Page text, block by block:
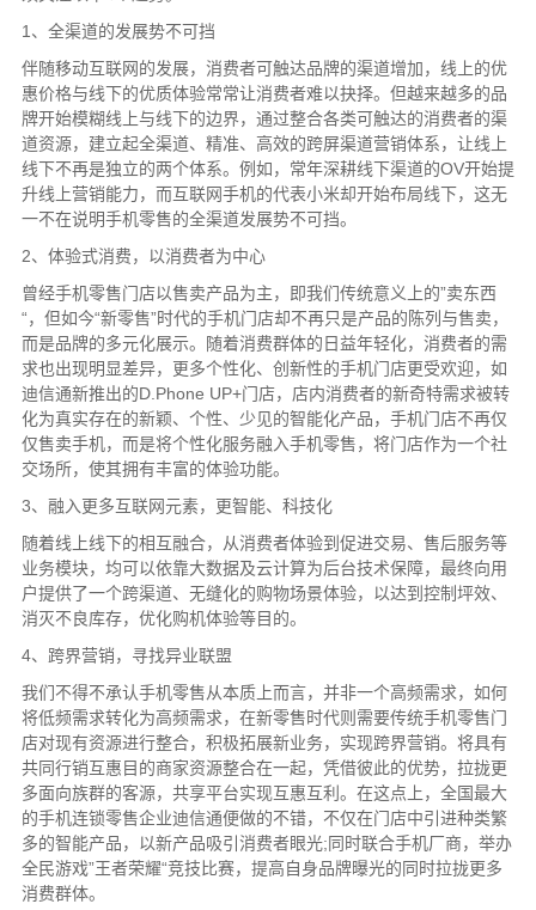
1、全渠道的发展势不可挡
伴随移动互联网的发展，消费者可触达品牌的渠道增加，线上的优
惠价格与线下的优质体验常常让消费者难以抉择。但越来越多的品
牌开始模糊线上与线下的边界，通过整合各类可触达的消费者的渠
道资源，建立起全渠道、精准、高效的跨屏渠道营销体系，让线上
线下不再是独立的两个体系。例如，常年深耕线下渠道的OV开始提
升线上营销能力，而互联网手机的代表小米却开始布局线下，这无
一不在说明手机零售的全渠道发展势不可挡。
2、体验式消费，以消费者为中心
曾经手机零售门店以售卖产品为主，即我们传统意义上的”卖东西
“，但如今“新零售”时代的手机门店却不再只是产品的陈列与售卖，
而是品牌的多元化展示。随着消费群体的日益年轻化，消费者的需
求也出现明显差异，更多个性化、创新性的手机门店更受欢迎，如
迪信通新推出的D.Phone UP+门店，店内消费者的新奇特需求被转
化为真实存在的新颖、个性、少见的智能化产品，手机门店不再仅
仅售卖手机，而是将个性化服务融入手机零售，将门店作为一个社
交场所，使其拥有丰富的体验功能。
3、融入更多互联网元素，更智能、科技化
随着线上线下的相互融合，从消费者体验到促进交易、售后服务等
业务模块，均可以依靠大数据及云计算为后台技术保障，最终向用
户提供了一个跨渠道、无缝化的购物场景体验，以达到控制坪效、
消灭不良库存，优化购机体验等目的。
4、跨界营销，寻找异业联盟
我们不得不承认手机零售从本质上而言，并非一个高频需求，如何
将低频需求转化为高频需求，在新零售时代则需要传统手机零售门
店对现有资源进行整合，积极拓展新业务，实现跨界营销。将具有
共同行销互惠目的商家资源整合在一起，凭借彼此的优势，拉拢更
多面向族群的客源，共享平台实现互惠互利。在这点上，全国最大
的手机连锁零售企业迪信通便做的不错，不仅在门店中引进种类繁
多的智能产品，以新产品吸引消费者眼光;同时联合手机厂商，举办
全民游戏”王者荣耀“竞技比赛，提高自身品牌曝光的同时拉拢更多
消费群体。